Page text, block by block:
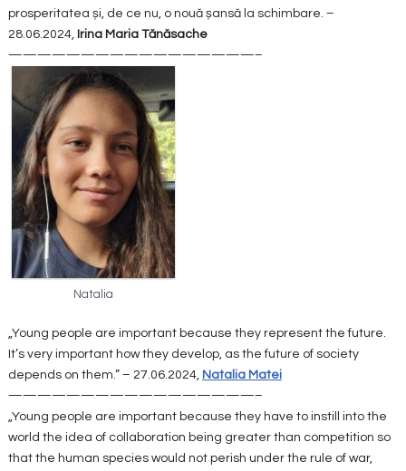
prosperitatea și, de ce nu, o nouă șansă la schimbare. –
28.06.2024, Irina Maria Tănăsache
—————————————————–
Natalia
„Young people are important because they represent the future.
It’s very important how they develop, as the future of society
depends on them.” – 27.06.2024, Natalia Matei
—————————————————–
„Young people are important because they have to instill into the
world the idea of collaboration being greater than competition so
that the human species would not perish under the rule of war,